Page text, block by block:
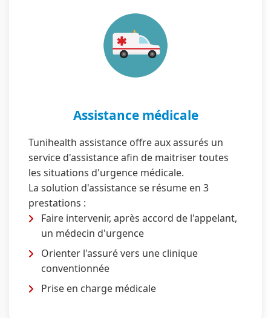
Assistance médicale
Tunihealth assistance offre aux assurés un
service d'assistance afin de maitriser toutes
les situations d'urgence médicale.
La solution d'assistance se résume en 3
prestations :
Faire intervenir, après accord de l'appelant,
un médecin d'urgence
Orienter l'assuré vers une clinique
conventionnée
Prise en charge médicale